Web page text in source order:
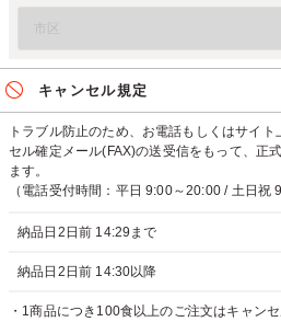
キャンセル規定
トラブル防止のため、お電話もしくはサイ
セル確定メール(FAX)の送受信をもって、正
ます。
（電話受付時間：平日 9:00～20:00 / 土日祝
納品日2日前 14:29まで
納品日2日前 14:30以降
・1商品につき100食以上のご注文はキャン